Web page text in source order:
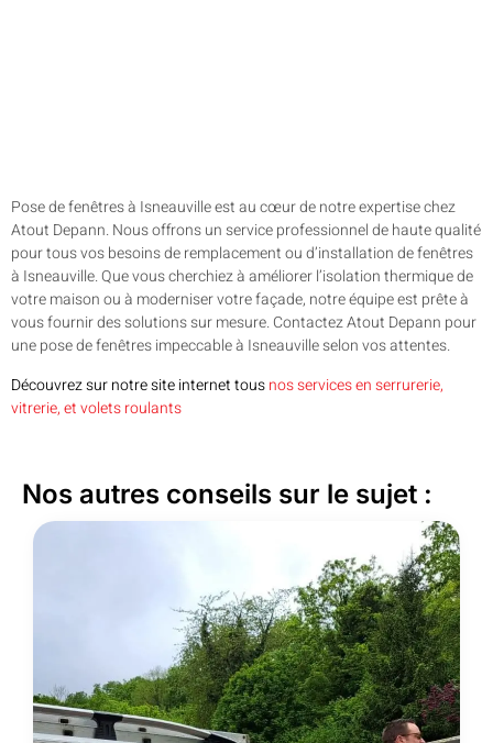
Pose de fenêtres à Isneauville est au cœur de notre expertise chez
Atout Depann. Nous offrons un service professionnel de haute qualité
pour tous vos besoins de remplacement ou d’installation de fenêtres
à Isneauville. Que vous cherchiez à améliorer l’isolation thermique de
votre maison ou à moderniser votre façade, notre équipe est prête à
vous fournir des solutions sur mesure. Contactez Atout Depann pour
une pose de fenêtres impeccable à Isneauville selon vos attentes.
Découvrez sur notre site internet tousnos services en serrurerie,
vitrerie, et volets roulants
Nos autres conseils sur le sujet :